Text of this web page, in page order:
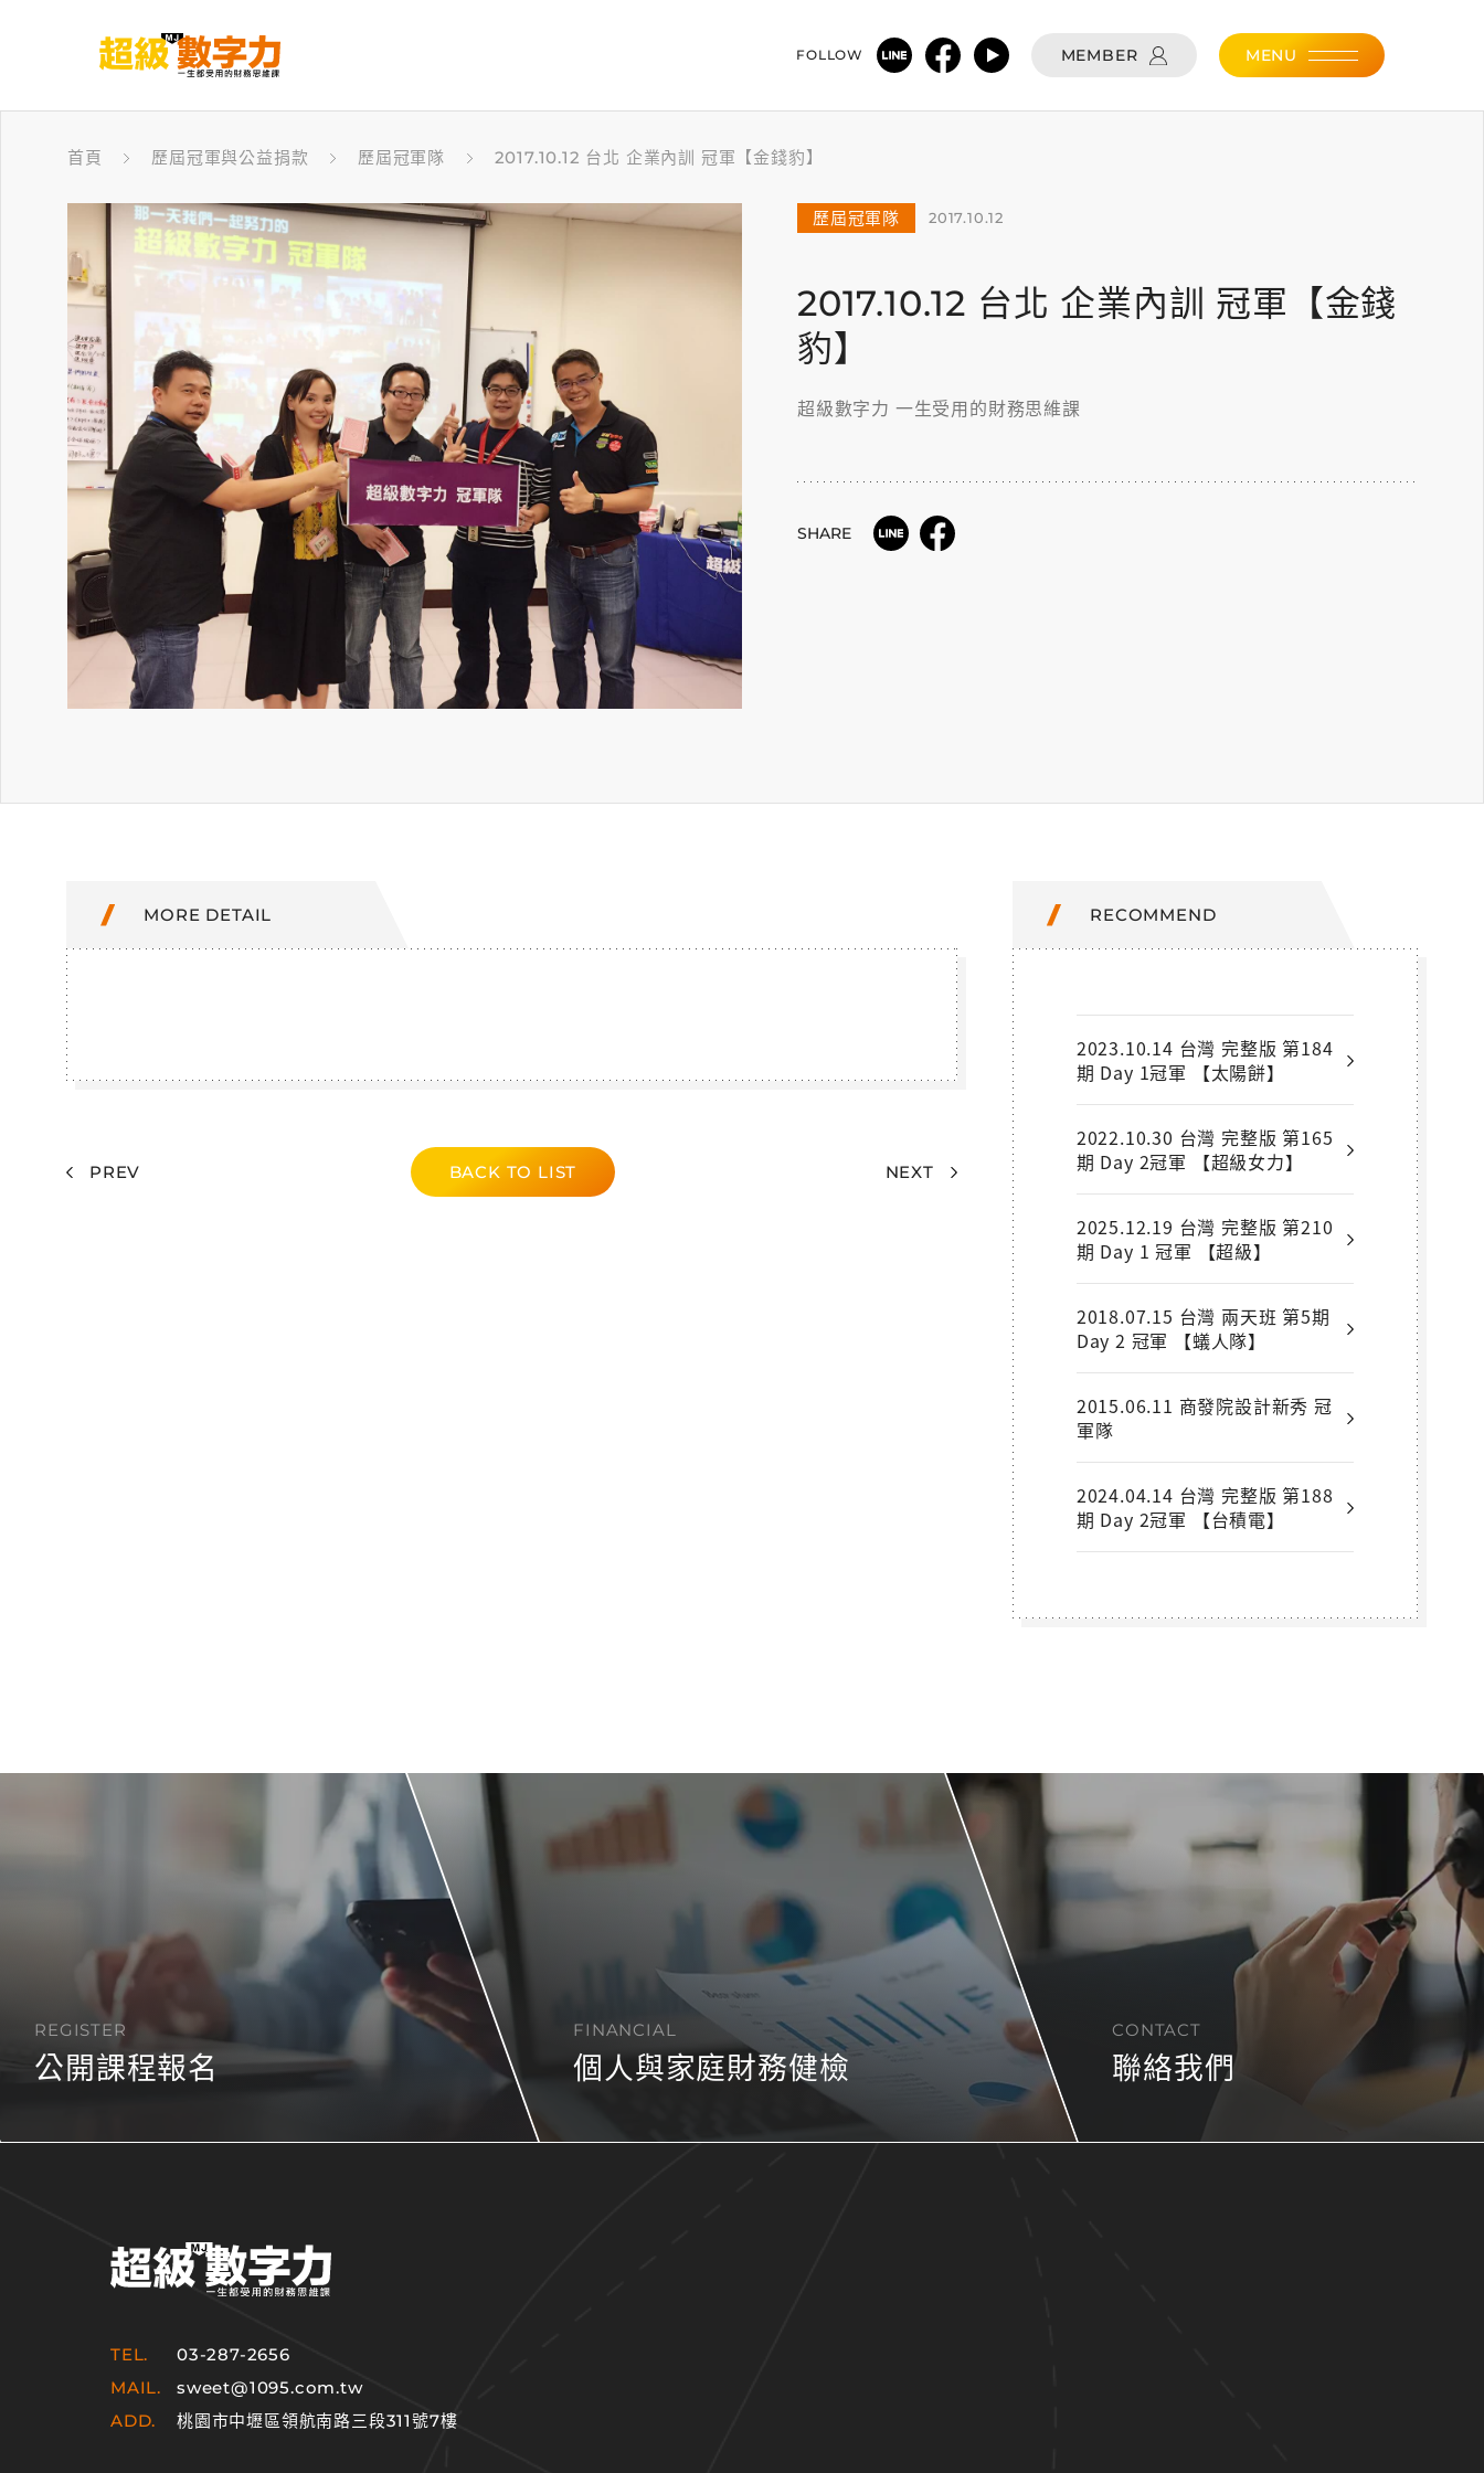
FOLLOW MEMBER MENU
首頁 歷屆冠軍與公益捐款 歷屆冠軍隊 2017.10.12 台北 企業內訓 冠軍【金錢豹】
歷屆冠軍隊 2017.10.12
2017.10.12 台北 企業內訓 冠軍【金錢
豹】
超級數字力 一生受用的財務思維課
SHARE
MORE DETAIL
PREV BACK TO LIST NEXT
RECOMMEND
2023.10.14 台灣 完整版 第184
期 Day 1冠軍 【太陽餅】
2022.10.30 台灣 完整版 第165
期 Day 2冠軍 【超級女力】
2025.12.19 台灣 完整版 第210
期 Day 1 冠軍 【超級】
2018.07.15 台灣 兩天班 第5期
Day 2 冠軍 【蟻人隊】
2015.06.11 商發院設計新秀 冠
軍隊
2024.04.14 台灣 完整版 第188
期 Day 2冠軍 【台積電】
REGISTER
公開課程報名
FINANCIAL
個人與家庭財務健檢
CONTACT
聯絡我們
TEL.
03-287-2656
MAIL.
sweet@1095.com.tw
ADD.
桃園市中壢區領航南路三段311號7樓